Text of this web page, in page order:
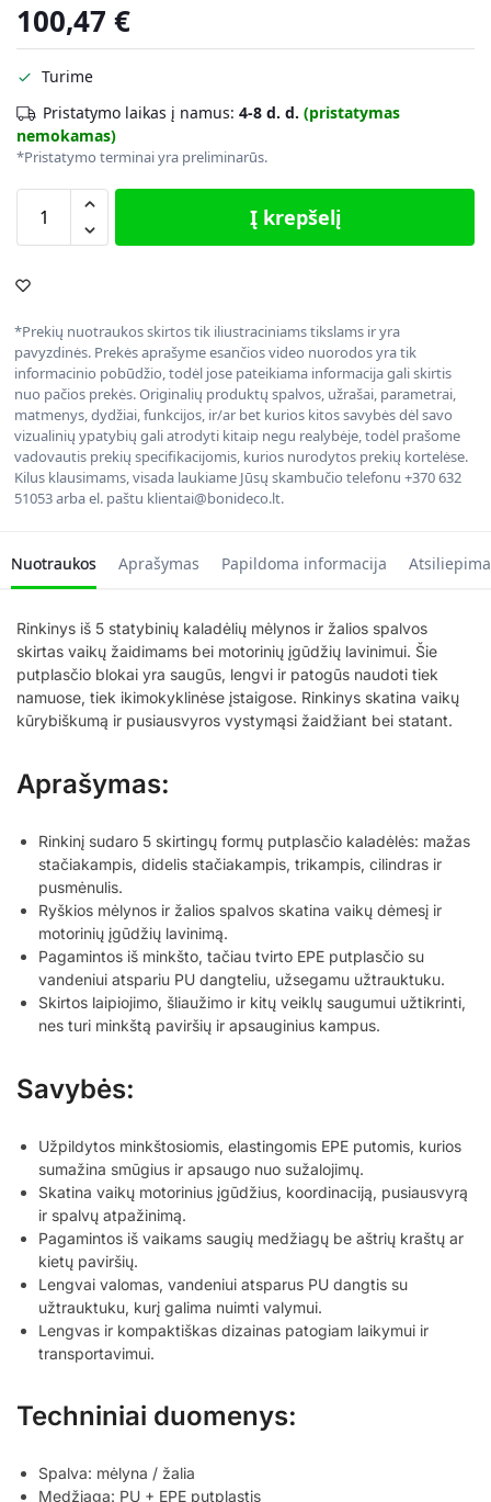
100,47 €
Turime
Pristatymo laikas į namus: 4-8 d. d. (pristatymas
nemokamas)
*Pristatymo terminai yra preliminarūs.
Į krepšelį
*Prekių nuotraukos skirtos tik iliustraciniams tikslams ir yra
pavyzdinės. Prekės aprašyme esančios video nuorodos yra tik
informacinio pobūdžio, todėl jose pateikiama informacija gali skirtis
nuo pačios prekės. Originalių produktų spalvos, užrašai, parametrai,
matmenys, dydžiai, funkcijos, ir/ar bet kurios kitos savybės dėl savo
vizualinių ypatybių gali atrodyti kitaip negu realybėje, todėl prašome
vadovautis prekių specifikacijomis, kurios nurodytos prekių kortelėse.
Kilus klausimams, visada laukiame Jūsų skambučio telefonu +370 632
51053 arba el. paštu klientai@bonideco.lt.
Nuotraukos Aprašymas Papildoma informacija
Rinkinys iš 5 statybinių kaladėlių mėlynos ir žalios spalvos
skirtas vaikų žaidimams bei motorinių įgūdžių lavinimui. Šie
putplasčio blokai yra saugūs, lengvi ir patogūs naudoti tiek
namuose, tiek ikimokyklinėse įstaigose. Rinkinys skatina vaikų
kūrybiškumą ir pusiausvyros vystymąsi žaidžiant bei statant.
Aprašymas:
Rinkinį sudaro 5 skirtingų formų putplasčio kaladėlės: mažas
stačiakampis, didelis stačiakampis, trikampis, cilindras ir
pusmėnulis.
Ryškios mėlynos ir žalios spalvos skatina vaikų dėmesį ir
motorinių įgūdžių lavinimą.
Pagamintos iš minkšto, tačiau tvirto EPE putplasčio su
vandeniui atspariu PU dangteliu, užsegamu užtrauktuku.
Skirtos laipiojimo, šliaužimo ir kitų veiklų saugumui užtikrinti,
nes turi minkštą paviršių ir apsauginius kampus.
Savybės:
Užpildytos minkštosiomis, elastingomis EPE putomis, kurios
sumažina smūgius ir apsaugo nuo sužalojimų.
Skatina vaikų motorinius įgūdžius, koordinaciją, pusiausvyrą
ir spalvų atpažinimą.
Pagamintos iš vaikams saugių medžiagų be aštrių kraštų ar
kietų paviršių.
Lengvai valomas, vandeniui atsparus PU dangtis su
užtrauktuku, kurį galima nuimti valymui.
Lengvas ir kompaktiškas dizainas patogiam laikymui ir
transportavimui.
Techniniai duomenys:
Spalva: mėlyna / žalia
Medžiaga: PU + EPE putplastis